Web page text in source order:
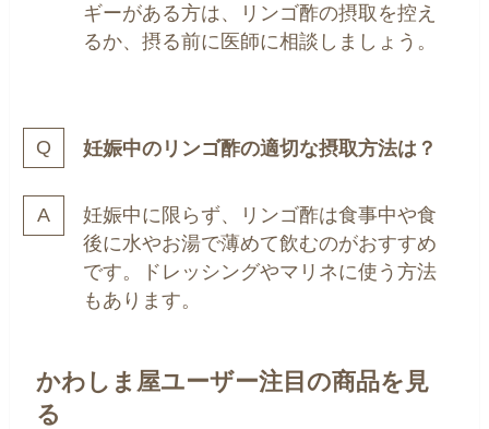
ギーがある方は、リンゴ酢の摂取を控え
るか、摂る前に医師に相談しましょう。
妊娠中のリンゴ酢の適切な摂取方法は？
妊娠中に限らず、リンゴ酢は食事中や食
後に水やお湯で薄めて飲むのがおすすめ
です。ドレッシングやマリネに使う方法
もあります。
かわしま屋ユーザー注目の商品を見
る